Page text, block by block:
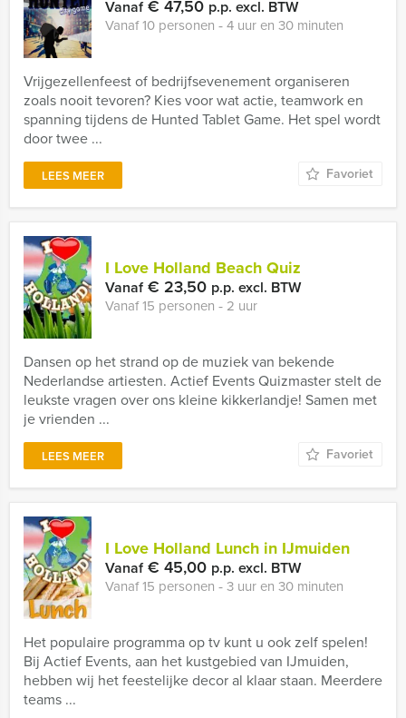
Vanaf€ 47,50 p.p. excl. BTW
Vanaf 10 personen ‐ 4 uur en 30 minuten
Vrijgezellenfeest of bedrijfsevenement organiseren
zoals nooit tevoren? Kies voor wat actie, teamwork en
spanning tijdens de Hunted Tablet Game. Het spel wordt
door twee ...
LEES MEER Favoriet
I Love Holland Beach Quiz
Vanaf€ 23,50 p.p. excl. BTW
Vanaf 15 personen ‐ 2 uur
Dansen op het strand op de muziek van bekende
Nederlandse artiesten. Actief Events Quizmaster stelt de
leukste vragen over ons kleine kikkerlandje! Samen met
je vrienden ...
LEES MEER Favoriet
I Love Holland Lunch in IJmuiden
Vanaf€ 45,00 p.p. excl. BTW
Vanaf 15 personen ‐ 3 uur en 30 minuten
Het populaire programma op tv kunt u ook zelf spelen!
Bij Actief Events, aan het kustgebied van IJmuiden,
hebben wij het feestelijke decor al klaar staan. Meerdere
teams ...